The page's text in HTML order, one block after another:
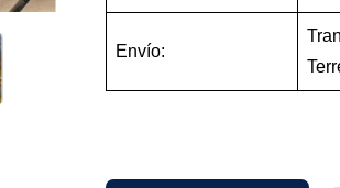
Envío: